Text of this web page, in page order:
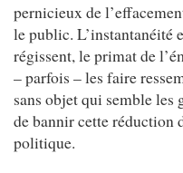
pernicieux de
le public. L’instantanéité
régissent, le primat de
– parfois – les faire
sans objet qui semble les
de bannir cette réduction
politique.